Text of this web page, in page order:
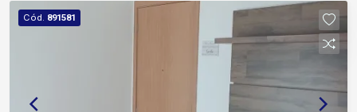
Festa, Quadra Poliesportiva, CoWork equipado,
Espaço UBER, Elevador de Acessibilidade,
Choperia, Playground, Sala de Jogos e Meeting
Cód. 891581